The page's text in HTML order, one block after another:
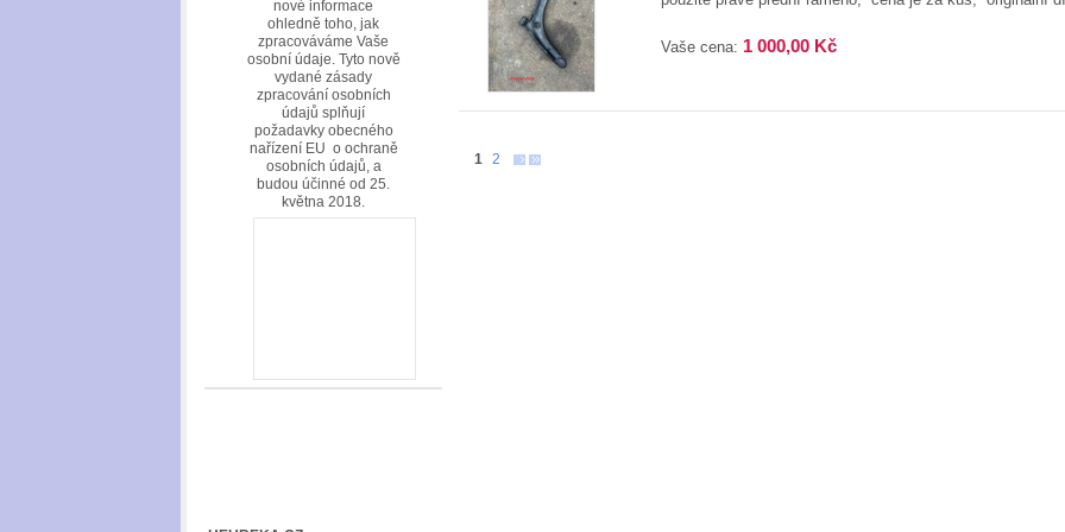
Vaše cena: 1 000,00 Kč
1 2
nové informace
ohledně toho, jak
zpracováváme Vaše
osobní údaje. Tyto nově
vydané zásady
zpracování osobních
údajů splňují
požadavky obecného
nařízení EU o ochraně
osobních údajů, a
budou účinné od 25.
května 2018.